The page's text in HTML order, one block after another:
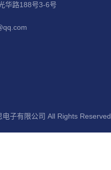
华路188号3-6号
子有限公司 All Rights Reserved